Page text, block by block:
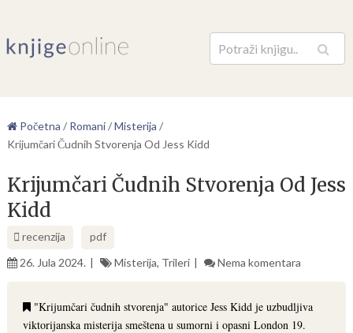
Pretraga
Početna / Romani/Misterija /
Krijumčari Čudnih Stvorenja Od Jess Kidd
Krijumčari Čudnih Stvorenja Od Jess
Kidd
recenzija
pdf
26. Jula 2024.
Misterija, Trileri Nema komentara
"Krijumčari čudnih stvorenja" autorice Jess Kidd je uzbudljiva
viktorijanska misterija smeštena u sumorni i opasni London 19.